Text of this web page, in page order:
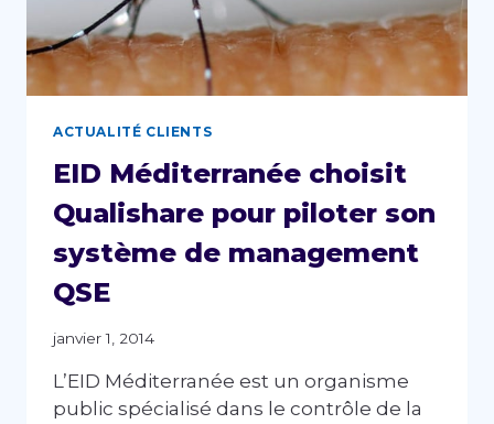
ACTUALITÉ CLIENTS
EID Méditerranée choisit
Qualishare pour piloter son
système de management
QSE
janvier 1, 2014
L’EID Méditerranée est un organisme
public spécialisé dans le contrôle de la